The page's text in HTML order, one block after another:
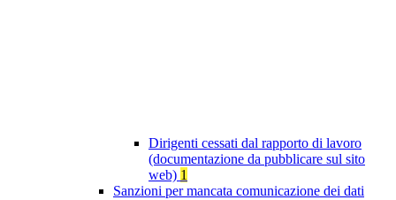
Dirigenti cessati dal rapporto di lavoro
(documentazione da pubblicare sul sito
web) 1
Sanzioni per mancata comunicazione dei dati